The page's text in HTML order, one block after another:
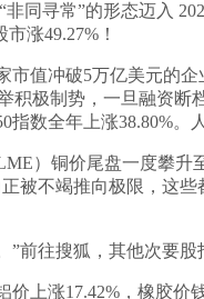
寻常”的形态迈入
涨49.27%！
冲破5万亿美元的企
积极制势，一旦融资
数全年上涨38.80%
铜价尾盘一度攀升
被不竭推向极限，这
往搜狐，其他次要股
涨17.42%，橡胶价